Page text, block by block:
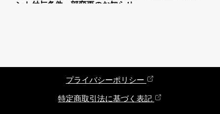
ント付与条件一部変更のお知らせ
プライバシーポリシー
特定商取引法に基づく表記